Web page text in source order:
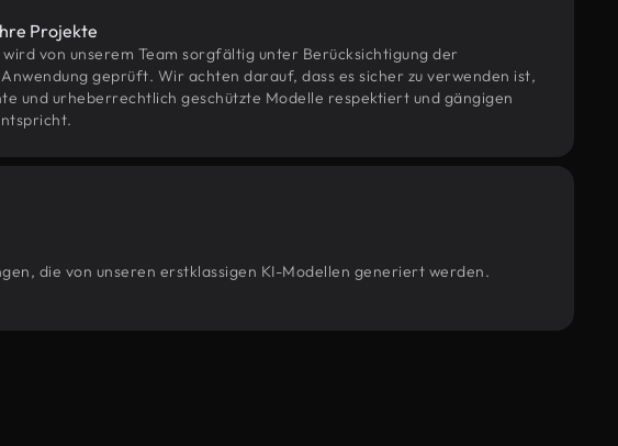
Projekte
wird von unserem Team sorgfältig unter Berücksichtigung der
geprüft. Wir achten darauf, dass es sicher zu verwenden ist,
und urheberrechtlich geschützte Modelle respektiert und gängigen
die von unseren erstklassigen KI-Modellen generiert werden.